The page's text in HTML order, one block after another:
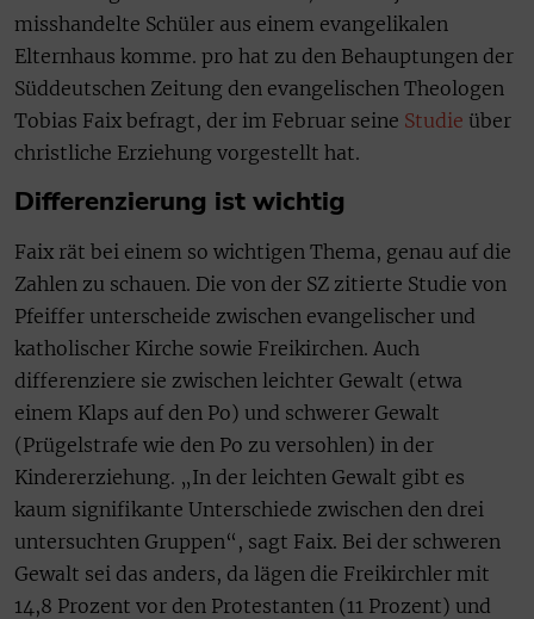
misshandelte Schüler aus einem evangelikalen
Elternhaus komme. pro hat zu den Behauptungen der
Süddeutschen Zeitung den evangelischen Theologen
Tobias Faix befragt, der im Februar seine Studie über
christliche Erziehung vorgestellt hat.
Differenzierung ist wichtig
Faix rät bei einem so wichtigen Thema, genau auf die
Zahlen zu schauen. Die von der SZ zitierte Studie von
Pfeiffer unterscheide zwischen evangelischer und
katholischer Kirche sowie Freikirchen. Auch
differenziere sie zwischen leichter Gewalt (etwa
einem Klaps auf den Po) und schwerer Gewalt
(Prügelstrafe wie den Po zu versohlen) in der
Kindererziehung. „In der leichten Gewalt gibt es
kaum signifikante Unterschiede zwischen den drei
untersuchten Gruppen“, sagt Faix. Bei der schweren
Gewalt sei das anders, da lägen die Freikirchler mit
14,8 Prozent vor den Protestanten (11 Prozent) und